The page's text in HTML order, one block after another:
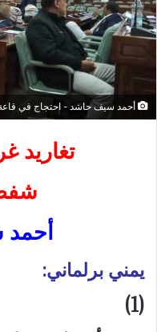
أحمد سيف حاشد - احتجاج في
‏تغاريد
يمني برلماني:
(1)